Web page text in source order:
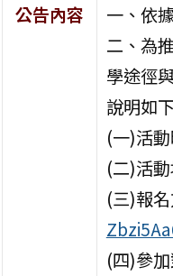
公告內容
一、依
二、為
學途徑
說明如
(一)活
(二)活
(三)報
(四)參